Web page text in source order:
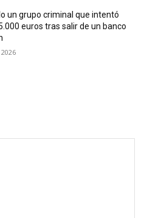
un grupo criminal que intentó
euros tras salir de un banco